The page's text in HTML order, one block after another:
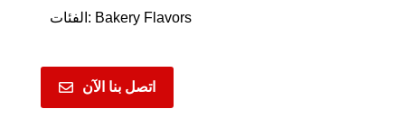
الفئات: Bakery Flavors
اتصل بنا الآن